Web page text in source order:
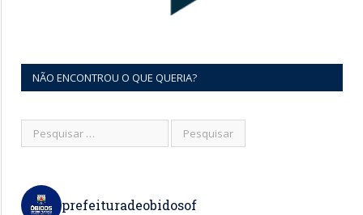
NÃO ENCONTROU O QUE QUERIA?
prefeituradeobidosof